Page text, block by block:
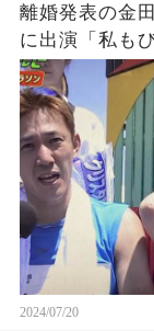
離婚発表の金
に出演「私も
よな。」
2024/07/20